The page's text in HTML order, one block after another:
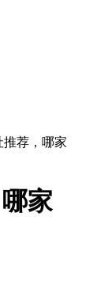
推荐，哪家
家